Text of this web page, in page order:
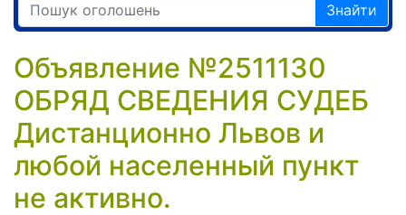
Знайти
Объявление №2511130
ОБРЯД СВЕДЕНИЯ СУДЕБ
Дистанционно Львов и
любой населенный пункт
не активно.